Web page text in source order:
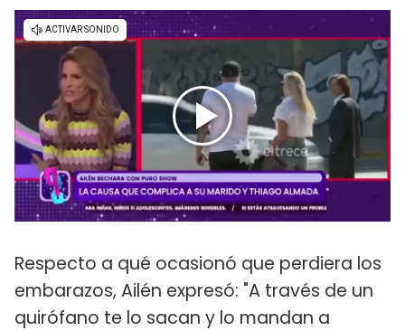
Respecto a qué ocasionó que perdiera los
embarazos, Ailén expresó: "A través de un
quirófano te lo sacan y lo mandan a